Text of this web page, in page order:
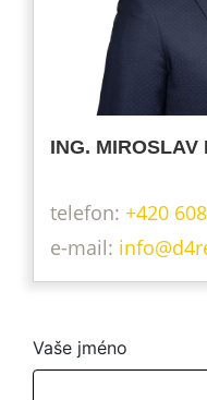
ING. MIROSLAV
telefon: +420
Vaše jméno